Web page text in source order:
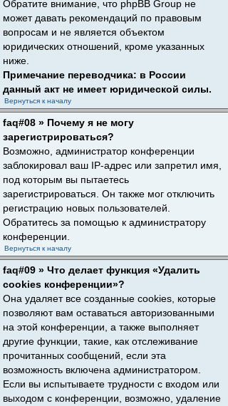
Обратите внимание, что phpBB Group не
может давать рекомендаций по правовым
вопросам и не является объектом
юридических отношений, кроме указанных
ниже.
Примечание переводчика: в России
данный акт не имеет юридической силы.
Вернуться к началу
faq#08 » Почему я не могу
зарегистрироваться?
Возможно, администратор конференции
заблокировал ваш IP-адрес или запретил имя,
под которым вы пытаетесь
зарегистрироваться. Он также мог отключить
регистрацию новых пользователей.
Обратитесь за помощью к администратору
конференции.
Вернуться к началу
faq#09 » Что делает функция «Удалить
cookies конференции»?
Она удаляет все созданные cookies, которые
позволяют вам оставаться авторизованными
на этой конференции, а также выполняет
другие функции, такие, как отслеживание
прочитанных сообщений, если эта
возможность включена администратором.
Если вы испытываете трудности с входом или
выходом с конференции, возможно, удаление